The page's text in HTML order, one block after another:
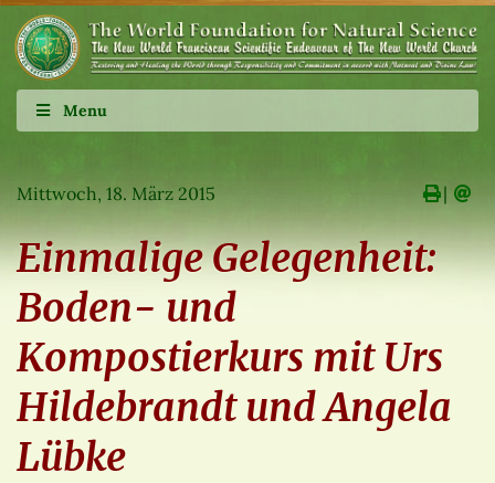
Menu
Mittwoch, 18. März 2015 ∣
Einmalige Gelegenheit:
Boden- und
Kompostierkurs mit Urs
Hildebrandt und Angela
Lübke